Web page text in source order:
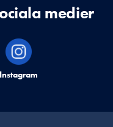
medier
på,
Krisinformation på,
Instagram